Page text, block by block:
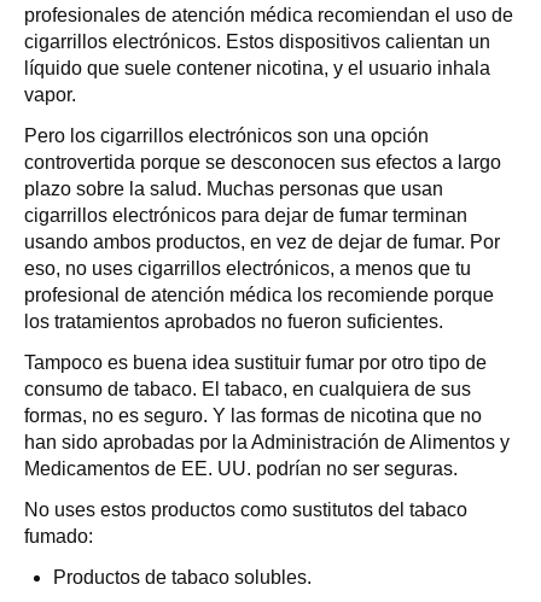
profesionales de atención médica recomiendan el uso de
cigarrillos electrónicos. Estos dispositivos calientan un
líquido que suele contener nicotina, y el usuario inhala
vapor.
Pero los cigarrillos electrónicos son una opción
controvertida porque se desconocen sus efectos a largo
plazo sobre la salud. Muchas personas que usan
cigarrillos electrónicos para dejar de fumar terminan
usando ambos productos, en vez de dejar de fumar. Por
eso, no uses cigarrillos electrónicos, a menos que tu
profesional de atención médica los recomiende porque
los tratamientos aprobados no fueron suficientes.
Tampoco es buena idea sustituir fumar por otro tipo de
consumo de tabaco. El tabaco, en cualquiera de sus
formas, no es seguro. Y las formas de nicotina que no
han sido aprobadas por la Administración de Alimentos y
Medicamentos de EE. UU. podrían no ser seguras.
No uses estos productos como sustitutos del tabaco
fumado:
Productos de tabaco solubles.